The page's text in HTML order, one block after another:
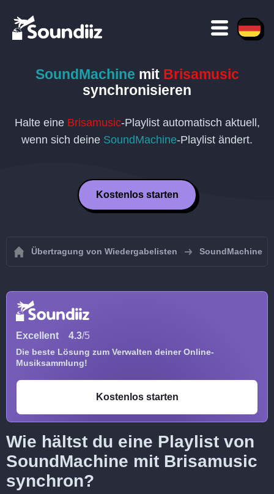
SoundMachine mit Brisamusic
synchronisieren
Halte eine Brisamusic-Playlist automatisch aktuell,
wenn sich deine SoundMachine-Playlist ändert.
Kostenlos starten
Übertragung von Wiedergabelisten SoundMachine
Excellent 4.3/5
Die beste Lösung zum Verwalten deiner Online-
Musiksammlung!
Kostenlos starten
Wie hältst du eine Playlist von
SoundMachine mit Brisamusic
synchron?